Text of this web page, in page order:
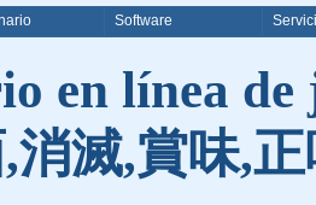
Software
en línea
消滅,賞味,